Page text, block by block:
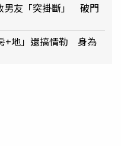
男友「突掛斷」 破門
+地」還搞情勒 身為